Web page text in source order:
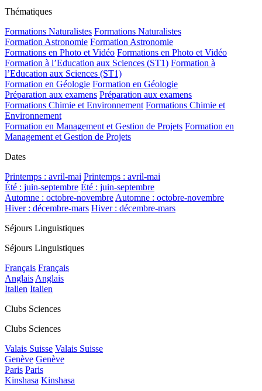
Thématiques
Formations Naturalistes Formations Naturalistes
Formation Astronomie Formation Astronomie
Formations en Photo et Vidéo Formations en Photo et Vidéo
Formation à l’Education aux Sciences (ST1) Formation à
l’Education aux Sciences (ST1)
Formation en Géologie Formation en Géologie
Préparation aux examens Préparation aux examens
Formations Chimie et Environnement Formations Chimie et
Environnement
Formation en Management et Gestion de Projets Formation en
Management et Gestion de Projets
Dates
Printemps : avril-mai Printemps : avril-mai
Été : juin-septembre Été : juin-septembre
Automne : octobre-novembre Automne : octobre-novembre
Hiver : décembre-mars Hiver : décembre-mars
Séjours Linguistiques
Séjours Linguistiques
Français Français
Anglais Anglais
Italien Italien
Clubs Sciences
Clubs Sciences
Valais Suisse Valais Suisse
Genève Genève
Paris Paris
Kinshasa Kinshasa